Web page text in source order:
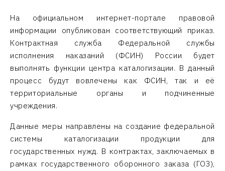
На официальном интернет-портале правовой
информации опубликован соответствующий приказ.
Контрактная служба Федеральной службы
исполнения наказаний (ФСИН) России будет
выполнять функции центра каталогизации. В данный
процесс будут вовлечены как ФСИН, так и её
территориальные органы и подчиненные
учреждения.
Данные меры направлены на создание федеральной
системы каталогизации продукции для
государственных нужд. В контрактах, заключаемых в
рамках государственного оборонного заказа (ГОЗ),